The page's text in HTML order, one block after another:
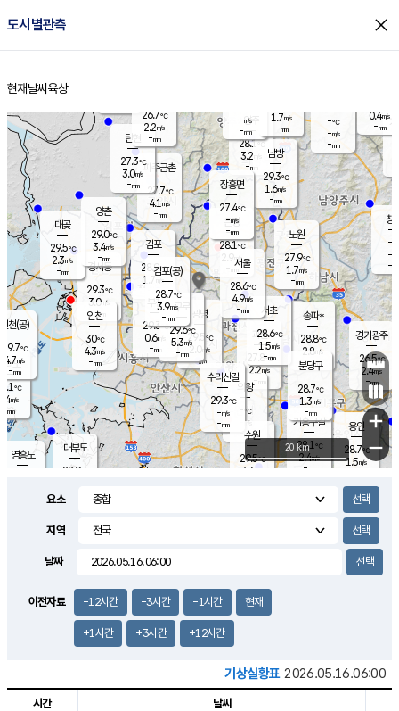
도시별관측 close
홈
현재날씨 육상
의도
℃
m/s
mm
영흥도
양주
28.1℃
3.2
-mm
과천
27.8℃
2.2m/s
- mm
용인
28.7℃
1.5m/s
경기광주
26.5℃
2.4m/s
-mm
3.8m/s
대부도
28.9
경서동
29.3℃
3.0m/s
-mm
파주금촌
27.7℃
4.1 m/s
-mm
-℃
-m/s
-mm
대곶
29.5℃
2.3m/s
-mm
창
-
-m/
-
탄현
27.3℃
3.0m/s
-mm
0.4m/s
-mm
의왕
- ℃
m/s
mm
김포
28.9℃
1.7 m/s
mm
광명
29.5 ℃
2.0 m/s
-mm
부천
29.3℃
0.6m/s
-mm
양촌
29.0℃
3.4m/s
-mm
구로
29.6℃
5.3m/s
-mm
은평
28.1℃
2.9 m/s
- mm
노원
27.9℃
1.7m/s
-mm
송파*
28.8℃
2.8m/s
-mm
서초
28.6℃
1.5m/s
-mm
남방
29.3℃
1.6m/s
-mm
기흥구갈
28.1℃
2.4m/s
-
수리산길
29.3℃
-m/s
-mm
분당구
28.7℃
1.3m/s
-mm
장흥면
27.4℃
-m/s
-mm
-m/s
-mm
인천(공)
29.7℃
4.7m/s
-mm
김포(공)
28.7℃
3.9m/s
-mm
수원
29.5℃
4.6 m/s
인천
30℃
4.3m/s
-mm
서울
28.6℃
4.9m/s
-mm
26.7℃
2.2m/s
-mm
1.7m/s
-mm
+
−
20 km
요소
지역
날짜
이전자료 -12시간 -3시간 -1시간 현재
+1시간 +3시간 +12시간
기상실황표 2026.05.16.06:00
시간 날씨